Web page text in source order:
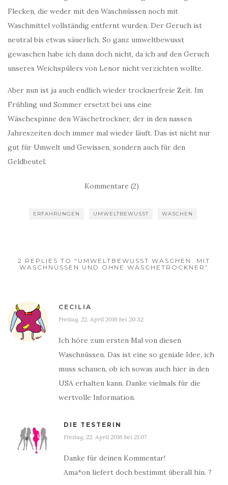
Flecken, die weder mit den Waschnüssen noch mit
Waschmittel vollständig entfernt wurden. Der Geruch ist
neutral bis etwas säuerlich. So ganz umweltbewusst
gewaschen habe ich dann doch nicht, da ich auf den Geruch
unseres Weichspülers von Lenor nicht verzichten wollte.
Aber nun ist ja auch endlich wieder trocknerfreie Zeit. Im
Frühling und Sommer ersetzt bei uns eine
Wäschespinne den Wäschetrockner, der in den nassen
Jahreszeiten doch immer mal wieder läuft. Das ist nicht nur
gut für Umwelt und Gewissen, sondern auch für den
Geldbeutel.
Kommentare (2)
ERFAHRUNGEN UMWELTBEWUSST WASCHEN
2 REPLIES TO “UMWELTBEWUSST WASCHEN: MIT
WASCHNÜSSEN UND OHNE WÄSCHETROCKNER”
CECILIA
Freitag, 22. April 2016 bei 20:32
Ich höre zum ersten Mal von diesen
Waschnüssen. Das ist eine so geniale Idee, ich
muss schauen, ob ich sowas auch hier in den
USA erhalten kann. Danke vielmals für die
wertvolle Information.
DIE TESTERIN
Freitag, 22. April 2016 bei 21:07
Danke für deinen Kommentar!
Ama*on liefert doch bestimmt überall hin. ?